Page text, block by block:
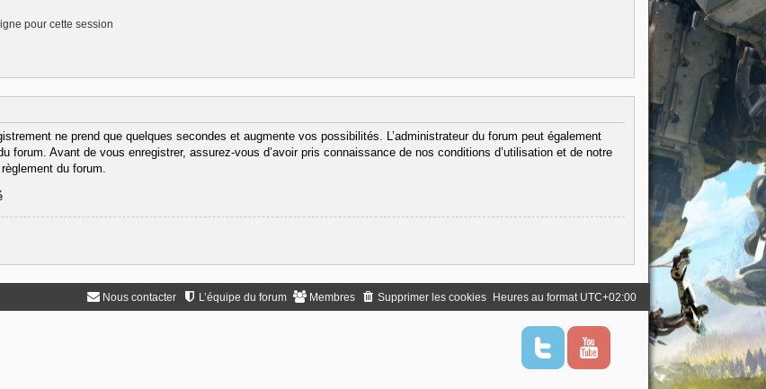
pour cette session
ne prend que quelques secondes et augmente vos possibilités. L’administrateur du forum peut également
forum. Avant de vous enregistrer, assurez-vous d’avoir pris connaissance de nos conditions d’utilisation et de notre
du forum.
Heures au format UTC+02:00
Supprimer les cookies
Membres
L’équipe du forum
Nous contacter
T
i
Y
u